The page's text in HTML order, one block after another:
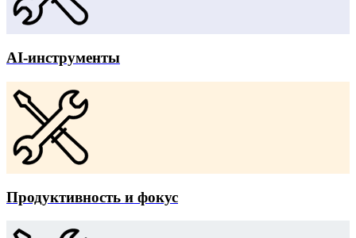
AI-инструменты
Продуктивность и фокус